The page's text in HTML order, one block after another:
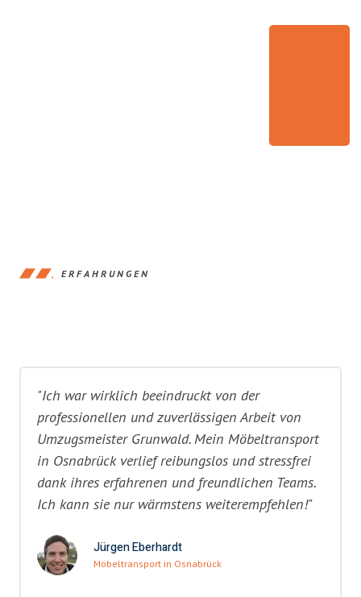
ERFAHRUNGEN
"Ich war wirklich beeindruckt von der
professionellen und zuverlässigen Arbeit von
Umzugsmeister Grunwald. Mein Möbeltransport
in Osnabrück verlief reibungslos und stressfrei
dank ihres erfahrenen und freundlichen Teams.
Ich kann sie nur wärmstens weiterempfehlen!"
Jürgen Eberhardt
Möbeltransport in Osnabrück